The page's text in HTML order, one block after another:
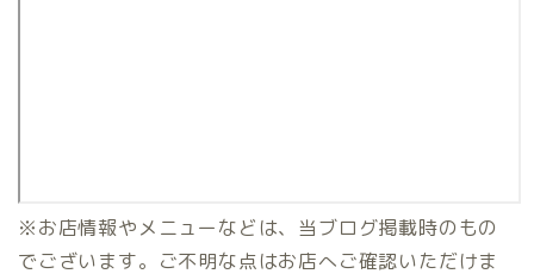
※お店情報やメニューなどは、当ブログ掲載時のもの
でございます。ご不明な点はお店へご確認いただけま